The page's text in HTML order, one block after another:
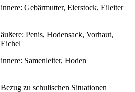
innere: Gebärmutter, Eierstock, Eileiter
äußere: Penis, Hodensack, Vorhaut,
Eichel
innere: Samenleiter, Hoden
Bezug zu schulischen Situationen